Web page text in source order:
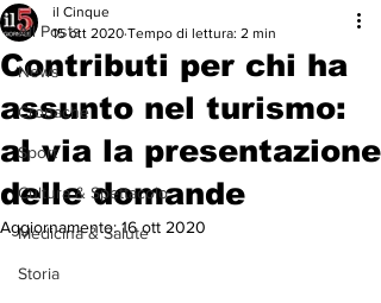
All Posts
News
Cronache
Sport
Cultura & Spettacolo
Medicina & Salute
Storia
Contributi per chi ha
assunto nel turismo:
al via la presentazione
delle domande
il Cinque
15 ott 2020 Tempo di lettura: 2 min
Aggiornamento:16 ott 2020